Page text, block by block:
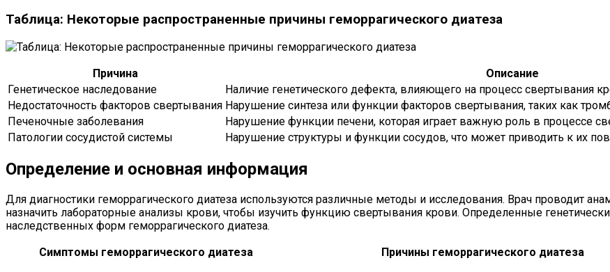
Таблица: Некоторые распространенные причины геморрагического диатеза
Причина
Описание
Генетическое наследование
Наличие генетического дефекта, влияющего на процесс свертывания
Недостаточность факторов свертывания Нарушение синтеза или функции факторов свертывания, таких как
Печеночные заболевания
Нарушение функции печени, которая играет важную роль в процессе
Патологии сосудистой системы
Нарушение структуры и функции сосудов, что может приводить к их
Определение и основная информация
Для диагностики геморрагического диатеза используются различные методы и исследования. Врач проводит
назначить лабораторные анализы крови, чтобы изучить функцию свертывания крови. Определенные
наследственных форм геморрагического диатеза.
Симптомы геморрагического диатеза
Причины геморрагического диатеза